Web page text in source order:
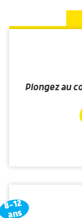
Plongez au
8-12
ans